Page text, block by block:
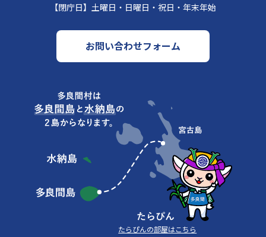
【閉庁日】 土曜日・日曜日・祝日・年末年始
お問い合わせフォーム
たらぴんの部屋はこちら